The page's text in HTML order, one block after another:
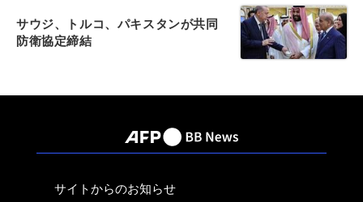
サウジ、トルコ、パキスタンが共同
防衛協定締結
サイトからのお知らせ